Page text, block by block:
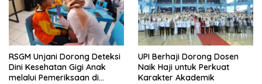
RSGM Unjani Dorong Deteksi
Dini Kesehatan Gigi Anak
melalui Pemeriksaan di
UPI Berhaji Dorong Dosen
Naik Haji untuk Perkuat
Karakter Akademik